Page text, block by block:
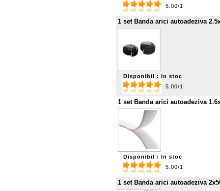
5.00/1
1 set Banda arici autoadeziva
Disponibil : In stoc
5.00/1
1 set Banda arici autoadeziva
Disponibil : In stoc
5.00/1
1 set Banda arici autoadeziva